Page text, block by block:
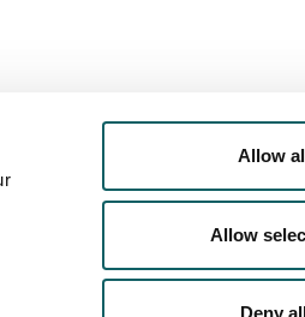
Allow
Allow
Deny
POLÍTICA DE COOKIES